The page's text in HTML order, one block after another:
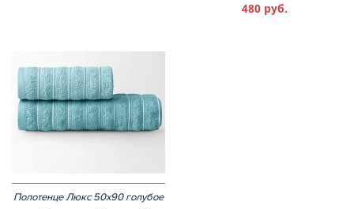
480 руб.
Полотенце Люкс 50х90 голубое